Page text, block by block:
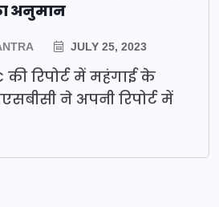
अनुमान
JULY 25, 2023
की रिपोर्ट में महंगाई के
ने अपनी रिपोर्ट में